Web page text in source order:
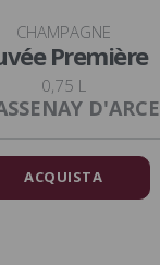
CHAMPAGNE
Première
0,75 L
D'ARCE
ACQUISTA